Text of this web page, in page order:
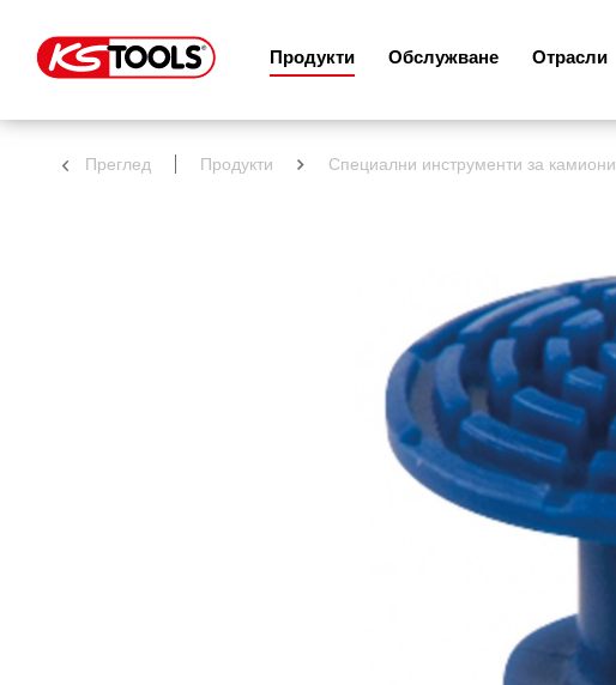
Продукти Обслужване Отрасли
Преглед Продукти Специални инструменти за камиони